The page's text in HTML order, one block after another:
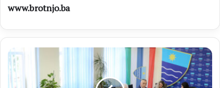
www.brotnjo.ba
VLADA
HNŽ
Bolja